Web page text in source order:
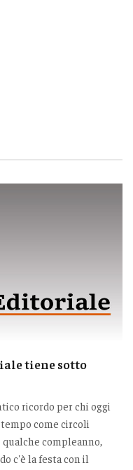
tiene sotto
ricordo per chi oggi
come circoli
compleanno,
c'è la festa con il